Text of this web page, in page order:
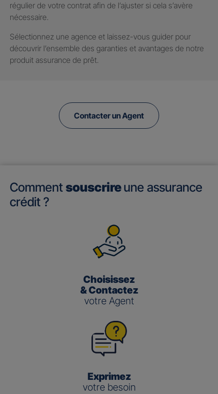
régulier de votre contrat afin de l’ajuster si cela s’avère
nécessaire.
Sélectionnez une agence et laissez-vous guider pour
découvrir l’ensemble des garanties et avantages de notre
produit assurance de prêt.
Contacter un Agent
Comment souscrireune assurance
crédit ?
Choisissez
& Contactez
votre Agent
Exprimez
votre besoin